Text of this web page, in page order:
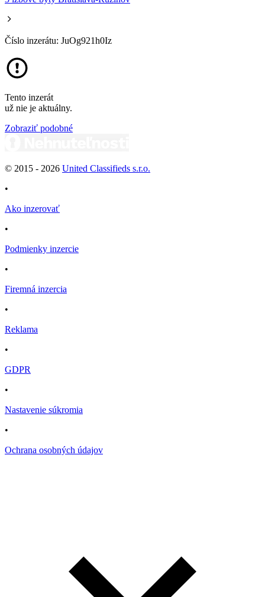
Číslo inzerátu: JuOg921h0Iz
Tento inzerát
už nie je aktuálny.
Zobraziť podobné
© 2015 - 2026 United Classifieds s.r.o.
•
Ako inzerovať
•
Podmienky inzercie
•
Firemná inzercia
•
Reklama
•
GDPR
•
Nastavenie súkromia
•
Ochrana osobných údajov